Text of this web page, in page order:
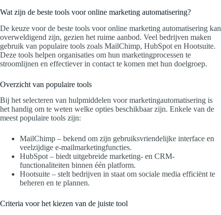
Wat zijn de beste tools voor online marketing automatisering?
De keuze voor de beste tools voor online marketing automatisering kan
overweldigend zijn, gezien het ruime aanbod. Veel bedrijven maken
gebruik van populaire tools zoals MailChimp, HubSpot en Hootsuite.
Deze tools helpen organisaties om hun marketingprocessen te
stroomlijnen en effectiever in contact te komen met hun doelgroep.
Overzicht van populaire tools
Bij het selecteren van hulpmiddelen voor marketingautomatisering is
het handig om te weten welke opties beschikbaar zijn. Enkele van de
meest populaire tools zijn:
MailChimp – bekend om zijn gebruiksvriendelijke interface en
veelzijdige e-mailmarketingfuncties.
HubSpot – biedt uitgebreide marketing- en CRM-
functionaliteiten binnen één platform.
Hootsuite – stelt bedrijven in staat om sociale media efficiënt te
beheren en te plannen.
Criteria voor het kiezen van de juiste tool